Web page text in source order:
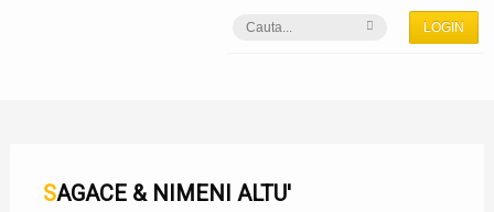
LOGIN
SAGACE & NIMENI ALTU'